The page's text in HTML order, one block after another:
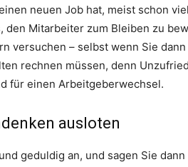
neuen Job hat, meist schon
Mitarbeiter zum Bleiben zu
versuchen – selbst wenn Sie
rechnen müssen, denn
für einen Arbeitgeberwechsel.
ausloten
geduldig an, und sagen Sie